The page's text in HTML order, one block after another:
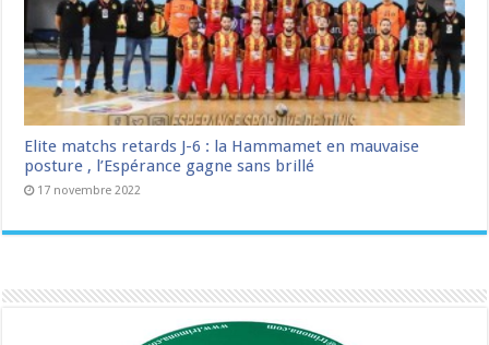
Elite matchs retards J-6 : la Hammamet en mauvaise
posture , l’Espérance gagne sans brillé
17 novembre 2022